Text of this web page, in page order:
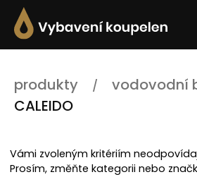
produkty
vodovodní
CALEIDO
Vámi zvoleným kritériím
Prosím, změňte kategorii nebo